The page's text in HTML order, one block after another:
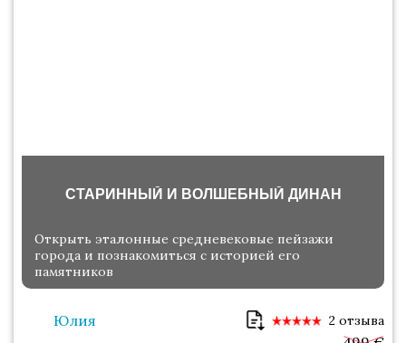
СТАРИННЫЙ И ВОЛШЕБНЫЙ ДИНАН
Открыть эталонные средневековые пейзажи
города и познакомиться с историей его
памятников
Юлия 2 отзыва